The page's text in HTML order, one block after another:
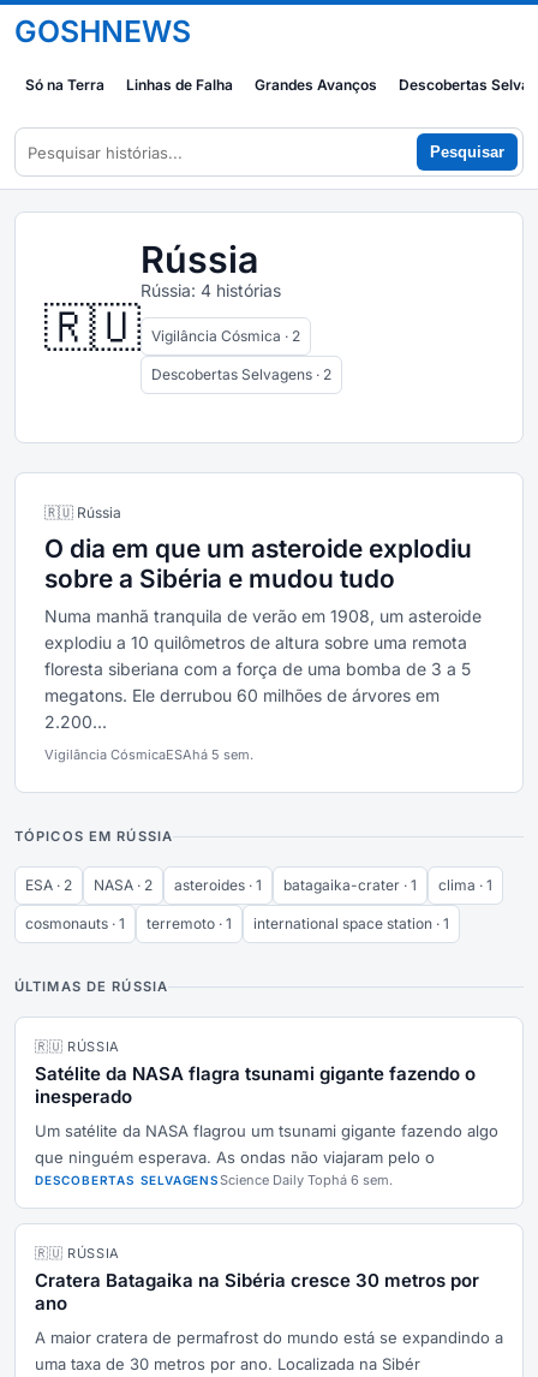
GOSHNEWS
Só na Terra Linhas de Falha Grandes Avanços Descobertas
Pesquisar
🇷🇺
Rússia
Rússia: 4 histórias
Vigilância Cósmica · 2
Descobertas Selvagens · 2
🇷🇺 Rússia
O dia em que um asteroide explodiu
sobre a Sibéria e mudou tudo
Numa manhã tranquila de verão em 1908, um asteroide
explodiu a 10 quilômetros de altura sobre uma remota
floresta siberiana com a força de uma bomba de 3 a 5
megatons. Ele derrubou 60 milhões de árvores em
2.200...
Vigilância CósmicaESAhá 5 sem.
TÓPICOS EM RÚSSIA
ESA · 2 NASA · 2 asteroides · 1 batagaika-crater · 1 clima · 1
cosmonauts · 1 terremoto · 1 international space station · 1
ÚLTIMAS DE RÚSSIA
🇷🇺 RÚSSIA
Satélite da NASA flagra tsunami gigante fazendo o
inesperado
Um satélite da NASA flagrou um tsunami gigante fazendo algo
que ninguém esperava. As ondas não viajaram pelo o
DESCOBERTAS SELVAGENSScience Daily Tophá 6 sem.
🇷🇺 RÚSSIA
Cratera Batagaika na Sibéria cresce 30 metros por
ano
A maior cratera de permafrost do mundo está se expandindo a
uma taxa de 30 metros por ano. Localizada na Sibér